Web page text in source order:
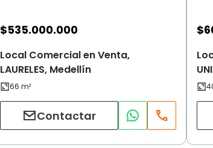
$535.000.000
Local Comercial en Venta,
LAURELES, Medellín
Contactar
$